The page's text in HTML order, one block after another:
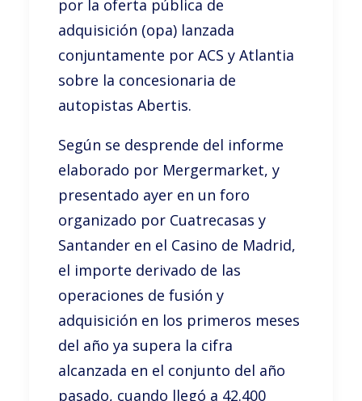
por la oferta pública de
adquisición (opa) lanzada
conjuntamente por ACS y Atlantia
sobre la concesionaria de
autopistas Abertis.
Según se desprende del informe
elaborado por Mergermarket, y
presentado ayer en un foro
organizado por Cuatrecasas y
Santander en el Casino de Madrid,
el importe derivado de las
operaciones de fusión y
adquisición en los primeros meses
del año ya supera la cifra
alcanzada en el conjunto del año
pasado, cuando llegó a 42.400